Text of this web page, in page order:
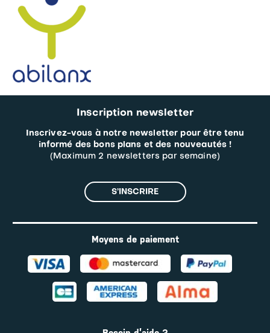
Inscription newsletter
Inscrivez-vous à notre newsletter pour être tenu
informé des bons plans et des nouveautés !
(Maximum 2 newsletters par semaine)
S’INSCRIRE
Moyens de paiement